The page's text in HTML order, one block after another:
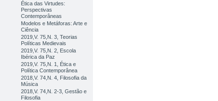
Ética das Virtudes:
Perspectivas
Contemporâneas
Modelos e Metáforas: Arte e
Ciência
2019,V. 75,N. 3, Teorias
Políticas Medievais
2019,V. 75,N. 2, Escola
Ibérica da Paz
2019,V. 75,N. 1, Ética e
Política Contemporânea
2018,V. 74,N. 4, Filosofia da
Música
2018,V. 74,N. 2-3, Gestão e
Filosofia